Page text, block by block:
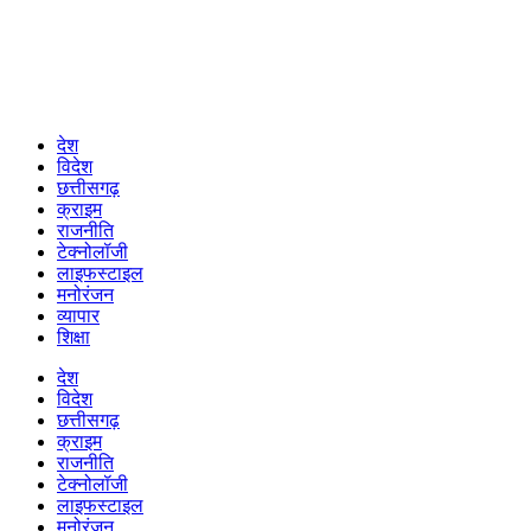
देश
विदेश
छत्तीसगढ़
क्राइम
राजनीति
टेक्नोलॉजी
लाइफस्टाइल
मनोरंजन
व्यापार
शिक्षा
देश
विदेश
छत्तीसगढ़
क्राइम
राजनीति
टेक्नोलॉजी
लाइफस्टाइल
मनोरंजन